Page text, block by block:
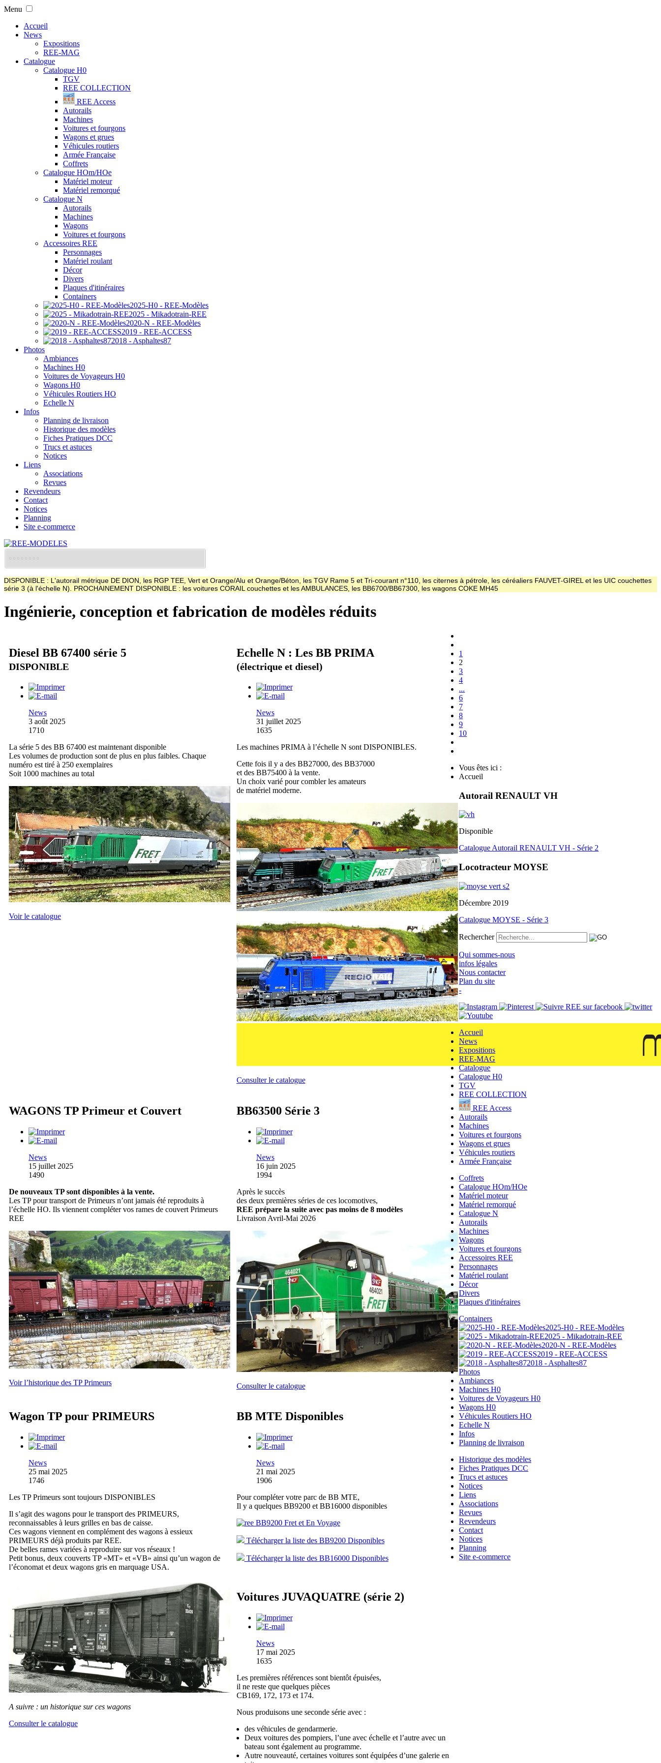
Menu
Accueil
News
Expositions
REE-MAG
Catalogue
Catalogue H0
TGV
REE COLLECTION
REE Access
Autorails
Machines
Voitures et fourgons
Wagons et grues
Véhicules routiers
Armée Française
Coffrets
Catalogue HOm/HOe
Matériel moteur
Matériel remorqué
Catalogue N
Autorails
Machines
Wagons
Voitures et fourgons
Accessoires REE
Personnages
Matériel roulant
Décor
Divers
Plaques d'itinéraires
Containers
2025-H0 - REE-Modèles
2025 - Mikadotrain-REE
2020-N - REE-Modèles
2019 - REE-ACCESS
2018 - Asphaltes87
Photos
Ambiances
Machines H0
Voitures de Voyageurs H0
Wagons H0
Véhicules Routiers HO
Echelle N
Infos
Planning de livraison
Historique des modèles
Fiches Pratiques DCC
Trucs et astuces
Notices
Liens
Associations
Revues
Revendeurs
Contact
Notices
Planning
Site e-commerce
DISPONIBLE : L'autorail métrique DE DION, les RGP TEE, Vert et Orange/Alu et Orange/Béton, les TGV Rame 5 et Tri-courant n°110, les citernes à pétrole, les céréaliers FAUVET-GIREL et les UIC couchettes
série 3 (à l'échelle N). PROCHAINEMENT DISPONIBLE : les voitures CORAIL couchettes et les AMBULANCES, les BB6700/BB67300, les wagons COKE MH45
Ingénierie, conception et fabrication de modèles réduits
Diesel BB 67400 série 5
DISPONIBLE
News
3 août 2025
1710
La série 5 des BB 67400 est maintenant disponible
Les volumes de production sont de plus en plus faibles. Chaque
numéro est tiré à 250 exemplaires
Soit 1000 machines au total
Voir le catalogue
Echelle N : Les BB PRIMA
(électrique et diesel)
News
31 juillet 2025
1635
Les machines PRIMA à l’échelle N sont DISPONIBLES.
Cette fois il y a des BB27000, des BB37000
et des BB75400 à la vente.
Un choix varié pour combler les amateurs
de matériel moderne.
Consulter le catalogue
WAGONS TP Primeur et Couvert
News
15 juillet 2025
1490
De nouveaux TP sont disponibles à la vente.
Les TP pour transport de Primeurs n’ont jamais été reproduits à
l’échelle HO. Ils viennent compléter vos rames de couvert Primeurs
REE
Voir l’historique des TP Primeurs
BB63500 Série 3
News
16 juin 2025
1994
Après le succès
des deux premières séries de ces locomotives,
REE prépare la suite avec pas moins de 8 modèles
Livraison Avril-Mai 2026
Consulter le catalogue
Wagon TP pour PRIMEURS
News
25 mai 2025
1746
Les TP Primeurs sont toujours DISPONIBLES
Il s’agit des wagons pour le transport des PRIMEURS,
reconnaissables à leurs grilles en bas de caisse.
Ces wagons viennent en complément des wagons à essieux
PRIMEURS déjà produits par REE.
De belles rames variées à reproduire sur vos réseaux !
Petit bonus, deux couverts TP «MT» et «VB» ainsi qu’un wagon de
l’économat et deux wagons gris en marquage USA.
A suivre : un historique sur ces wagons
Consulter le catalogue
BB MTE Disponibles
News
21 mai 2025
1906
Pour compléter votre parc de BB MTE,
Il y a quelques BB9200 et BB16000 disponibles
Télécharger la liste des BB9200 Disponibles
Télécharger la liste des BB16000 Disponibles
Voitures JUVAQUATRE (série 2)
News
17 mai 2025
1635
Les premières références sont bientôt épuisées,
il ne reste que quelques pièces
CB169, 172, 173 et 174.
Nous produisons une seconde série avec :
des véhicules de gendarmerie.
Deux voitures des pompiers, l’une avec échelle et l’autre avec un
bateau sont également au programme.
Autre nouveauté, certaines voitures sont équipées d’une galerie en
1
2
3
4
...
6
7
8
9
10
Vous êtes ici :
Accueil
Autorail RENAULT VH
Disponible
Catalogue Autorail RENAULT VH - Série 2
Locotracteur MOYSE
Décembre 2019
Catalogue MOYSE - Série 3
Rechercher
Qui sommes-nous
infos légales
Nous contacter
Plan du site
-
Accueil
News
Expositions
REE-MAG
Catalogue
Catalogue H0
TGV
REE COLLECTION
REE Access
Autorails
Machines
Voitures et fourgons
Wagons et grues
Véhicules routiers
Armée Française
Coffrets
Catalogue HOm/HOe
Matériel moteur
Matériel remorqué
Catalogue N
Autorails
Machines
Wagons
Voitures et fourgons
Accessoires REE
Personnages
Matériel roulant
Décor
Divers
Plaques d'itinéraires
Containers
2025-H0 - REE-Modèles
2025 - Mikadotrain-REE
2020-N - REE-Modèles
2019 - REE-ACCESS
2018 - Asphaltes87
Photos
Ambiances
Machines H0
Voitures de Voyageurs H0
Wagons H0
Véhicules Routiers HO
Echelle N
Infos
Planning de livraison
Historique des modèles
Fiches Pratiques DCC
Trucs et astuces
Notices
Liens
Associations
Revues
Revendeurs
Contact
Notices
Planning
Site e-commerce